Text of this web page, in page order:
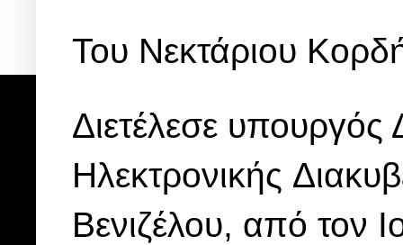
Του Νεκτάριου
Διετέλεσε υπουργός
Ηλεκτρονικής
Βενιζέλου, από τον